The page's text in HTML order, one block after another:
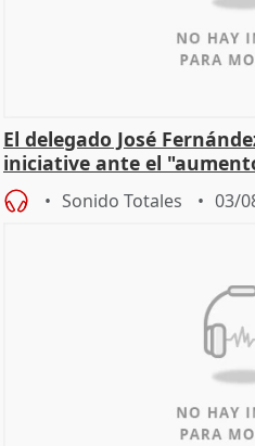
El delegado José
iniciative ante el
hogar en Madri
Sonido Totales 03/